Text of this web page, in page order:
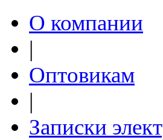
О компании
|
Оптовикам
|
Записки